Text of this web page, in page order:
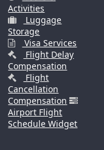
Activities
Luggage
Storage
Visa Services
Flight Delay
Compensation
Flight
Cancellation
Compensation
Airport Flight
Schedule Widget